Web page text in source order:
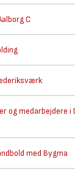
C
og medarbejdere i
med Bygma